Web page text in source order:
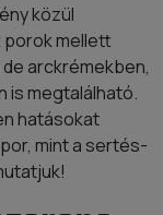
közül
mellett
arckrémekben,
is megtalálható.
hatásokat
mint a sertés-